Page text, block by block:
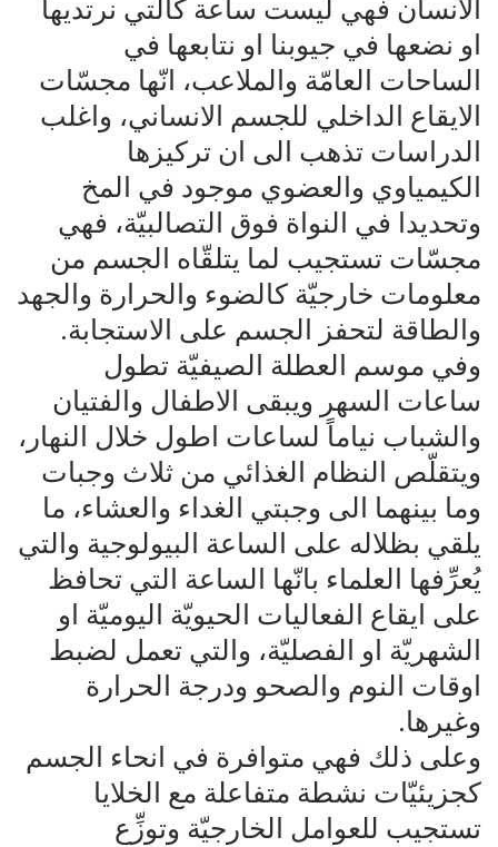
الانسان فهي ليست ساعة كالتي نرتديها
او نضعها في جيوبنا او نتابعها في
الساحات العامّة والملاعب، انّها مجسّات
الايقاع الداخلي للجسم الانساني، واغلب
الدراسات تذهب الى ان تركيزها
الكيمياوي والعضوي موجود في المخ
وتحديدا في النواة فوق التصالبيّة، فهي
مجسّات تستجيب لما يتلقّاه الجسم من
معلومات خارجيّة كالضوء والحرارة والجهد
والطاقة لتحفز الجسم على الاستجابة.
وفي موسم العطلة الصيفيّة تطول
ساعات السهر ويبقى الاطفال والفتيان
والشباب نياماً لساعات اطول خلال النهار،
ويتقلّص النظام الغذائي من ثلاث وجبات
وما بينهما الى وجبتي الغداء والعشاء، ما
يلقي بظلاله على الساعة البيولوجية والتي
يُعرِّفها العلماء بانّها الساعة التي تحافظ
على ايقاع الفعاليات الحيويّة اليوميّة او
الشهريّة او الفصليّة، والتي تعمل لضبط
اوقات النوم والصحو ودرجة الحرارة
وغيرها.
وعلى ذلك فهي متوافرة في انحاء الجسم
كجزيئيّات نشطة متفاعلة مع الخلايا
تستجيب للعوامل الخارجيّة وتوزِّع